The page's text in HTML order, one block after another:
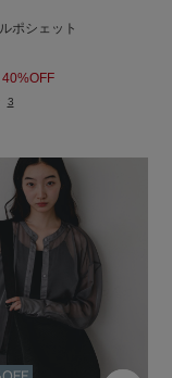
ポシェット
3